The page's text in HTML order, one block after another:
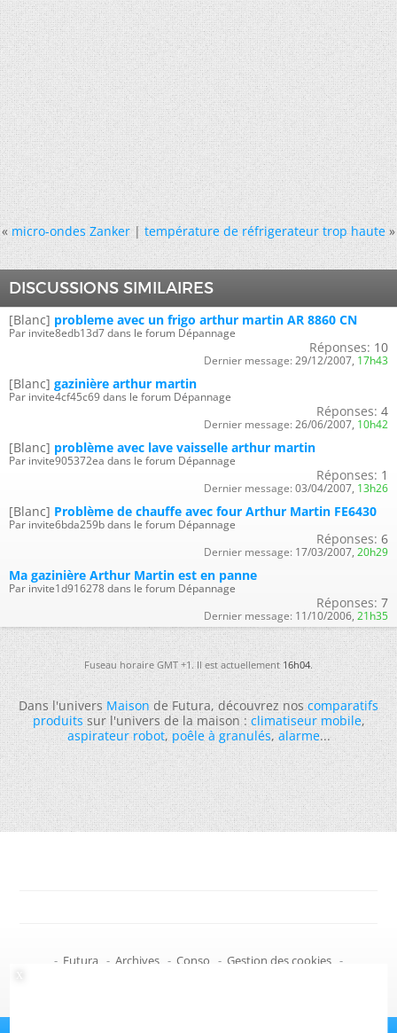
« micro-ondes Zanker|température de réfrigerateur trop haute »
DISCUSSIONS SIMILAIRES
[Blanc] probleme avec un frigo arthur martin AR 8860 CN
Par invite8edb13d7 dans le forum Dépannage
Réponses: 10
Dernier message: 29/12/2007, 17h43
[Blanc] gazinière arthur martin
Par invite4cf45c69 dans le forum Dépannage
Réponses: 4
Dernier message: 26/06/2007, 10h42
[Blanc] problème avec lave vaisselle arthur martin
Par invite905372ea dans le forum Dépannage
Réponses: 1
Dernier message: 03/04/2007, 13h26
[Blanc] Problème de chauffe avec four Arthur Martin FE6430
Par invite6bda259b dans le forum Dépannage
Réponses: 6
Dernier message: 17/03/2007, 20h29
Ma gazinière Arthur Martin est en panne
Par invite1d916278 dans le forum Dépannage
Réponses: 7
Dernier message: 11/10/2006, 21h35
Fuseau horaire GMT +1. Il est actuellement16h04.
Dans l'universMaisonde Futura, découvrez noscomparatifs
produitssur l'univers de la maison :climatiseur mobile,
aspirateur robot,poêle à granulés,alarme...
- Futura - Archives - Conso - Gestion des cookies -